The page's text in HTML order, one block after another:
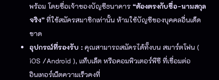
พร้อม โดยชื่อเจ้าของบัญชีธนาคาร “ต้องตรงกับชื่อ-นามสกุล
จริง” ที่ใช้สมัครสมาชิกเท่านั้น ห้ามใช้บัญชีของบุคคลอื่นเด็ด
ขาด
อุปกรณ์ที่รองรับ : คุณสามารถสมัครได้ทั้งบน สมาร์ตโฟน (
iOS /Android ), แท็บเล็ต หรือคอมพิวเตอร์พีซี ที่เชื่อมต่อ
อินเทอร์เน็ตความเร็วคงที่